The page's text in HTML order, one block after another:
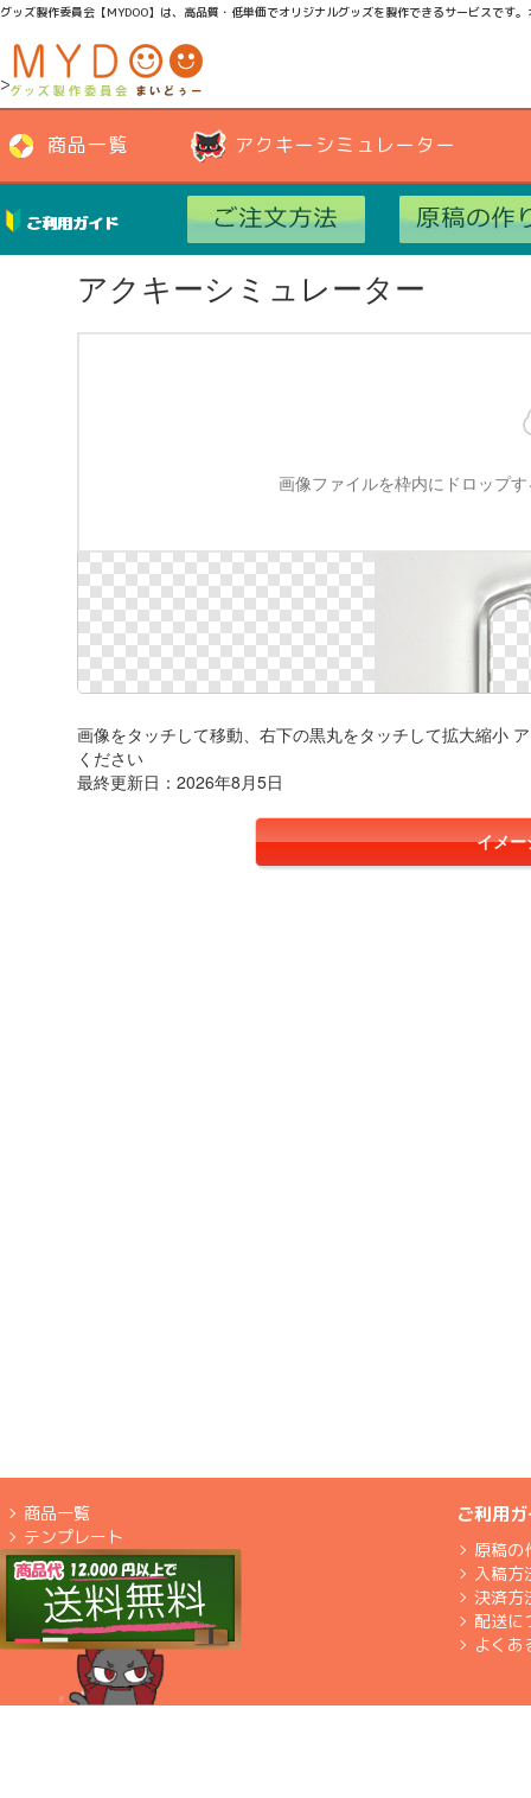
グッズ製作委員会【MYDOO】は、高品質・低単価でオリジナルグッズを製作できるサービスです
>
商品一覧 アクキーシミュレーター
ご利用ガイド
アクキーシミュレーター
画像をタッチして移動、右下の黒丸をタッチして拡大縮小
ください
最終更新日：2026年8月5日
イメー
画像ファイルを枠内にドロップ
商品一覧
テンプレート
ご利用
原稿の
入稿方
決済方
配送に
よくあ